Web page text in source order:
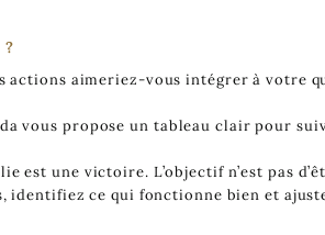
actions aimeriez-vous intégrer à votre
vous propose un tableau clair pour
est une victoire. L’objectif n’est pas
identifiez ce qui fonctionne bien et